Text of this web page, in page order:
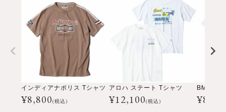
インディアナポリス Tシャツ
¥8,800(税込)
アロハ ステート Tシャツ
¥12,100(税込) ¥